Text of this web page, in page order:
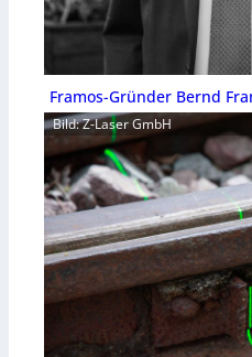
Framos-Gründer Bernd
Bild: Z-Laser GmbH